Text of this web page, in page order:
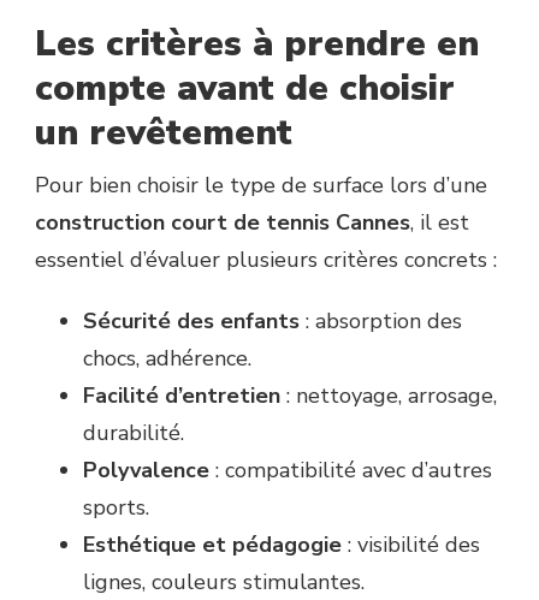
Les critères à prendre en
compte avant de choisir
un revêtement
Pour bien choisir le type de surface lors d’une
construction court de tennis Cannes, il est
essentiel d’évaluer plusieurs critères concrets :
Sécurité des enfants : absorption des
chocs, adhérence.
Facilité d’entretien : nettoyage, arrosage,
durabilité.
Polyvalence : compatibilité avec d’autres
sports.
Esthétique et pédagogie : visibilité des
lignes, couleurs stimulantes.